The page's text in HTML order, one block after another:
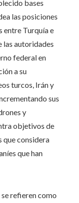
bases
las posiciones
entre Turquía e
las autoridades
federal en
a su
turcos, Irán y
sus
y
objetivos de
que considera
que han
se refieren como